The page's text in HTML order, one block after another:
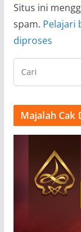
Situs ini
spam. Pelajari
diproses
Majalah Cak